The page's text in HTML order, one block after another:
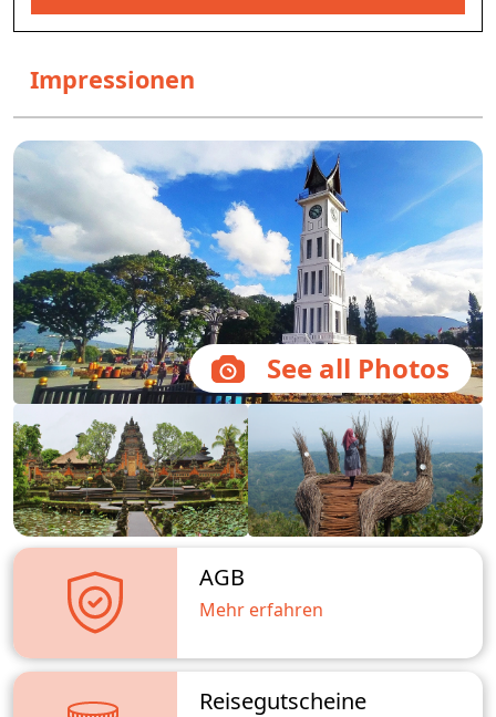
Impressionen
See all Photos
AGB
Mehr erfahren
Reisegutscheine